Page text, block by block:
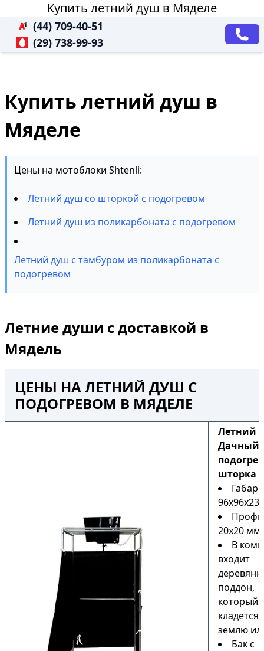
Купить летний душ в Мяделе
(44) 709-40-51
(29) 738-99-93
Купить летний душ в
Мяделе
Цены на мотоблоки Shtenli:
Летний душ со шторкой с подогревом
Летний душ из поликарбоната с подогревом
Летний душ с тамбуром из поликарбоната с
подогревом
Летние души с доставкой в
Мядель
ЦЕНЫ НА ЛЕТНИЙ ДУШ С
ПОДОГРЕВОМ В МЯДЕЛЕ
Летний
Дачный
шторка
20х20 мм
В
входит
поддон,
который
кладется
землю
Бак с